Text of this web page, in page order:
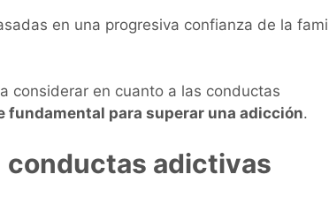
en una progresiva confianza de la
considerar en cuanto a las conductas
fundamental para superar una adicción.
adictivas